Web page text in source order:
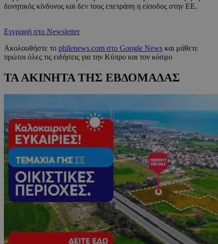
δυνητικός κίνδυνος και δεν τους επετράπη η είσοδος στην ΕΕ.
Εγγραφή στο Newsletter
Ακολουθήστε το philenews.com στο Google News και μάθετε
πρώτοι όλες τις ειδήσεις για την Κύπρο και τον κόσμο
ΤΑ ΑΚΙΝΗΤΑ ΤΗΣ ΕΒΔΟΜΑΔΑΣ